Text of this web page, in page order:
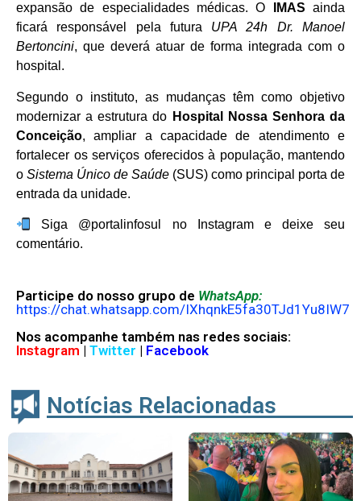
expansão de especialidades médicas. O
IMAS ainda
ficará responsável pela futura UPA 24h Dr. Manoel
Bertoncini, que deverá atuar de forma integrada com o
hospital.
Segundo o instituto, as mudanças têm como objetivo
modernizar a estrutura do Hospital Nossa Senhora da
Conceição, ampliar a capacidade de atendimento e
fortalecer os serviços oferecidos à população, mantendo
o Sistema Único de Saúde (SUS) como principal porta de
entrada da unidade.
Siga @portalinfosul no Instagram e deixe seu
comentário.
Participe do nosso grupo de WhatsApp:
https://chat.whatsapp.com/IXhqnkE5fa30TJd1Yu8IW7
Nos acompanhe também nas redes sociais:
Instagram | Twitter | Facebook
Notícias Relacionadas